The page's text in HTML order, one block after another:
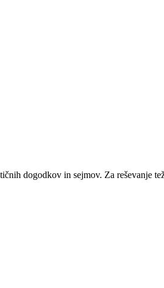
dogodkov in sejmov. Za reševanje